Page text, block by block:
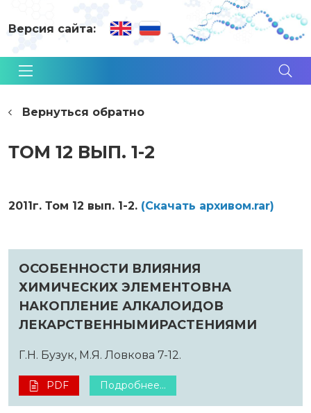
Версия сайта:
Вернуться обратно
ТОМ 12 ВЫП. 1-2
2011г. Том 12 вып. 1-2. (Cкачать архивом.rar)
ОСОБЕННОСТИ ВЛИЯНИЯ
ХИМИЧЕСКИХ ЭЛЕМЕНТОВНА
НАКОПЛЕНИЕ АЛКАЛОИДОВ
ЛЕКАРСТВЕННЫМИРАСТЕНИЯМИ
Г.Н. Бузук, М.Я. Ловкова 7-12.
PDF Подробнее...